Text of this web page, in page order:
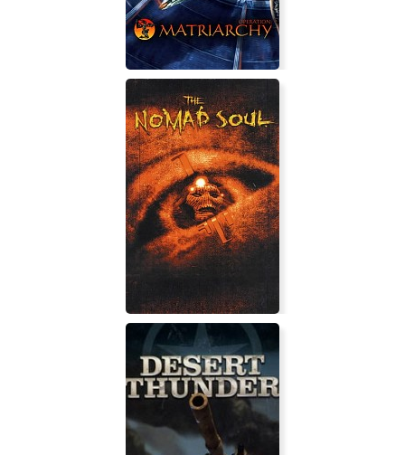
Operation: Matriarchy